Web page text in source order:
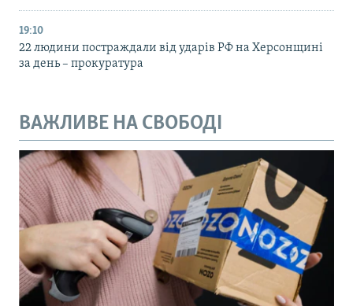
19:10
22 людини постраждали від ударів РФ на Херсонщині
за день – прокуратура
ВАЖЛИВЕ НА СВОБОДІ